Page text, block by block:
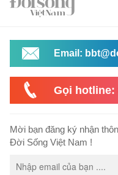
Email:
Gọi hotline:
Mời bạn đăng ký nhận
Đời Sống Việt Nam !